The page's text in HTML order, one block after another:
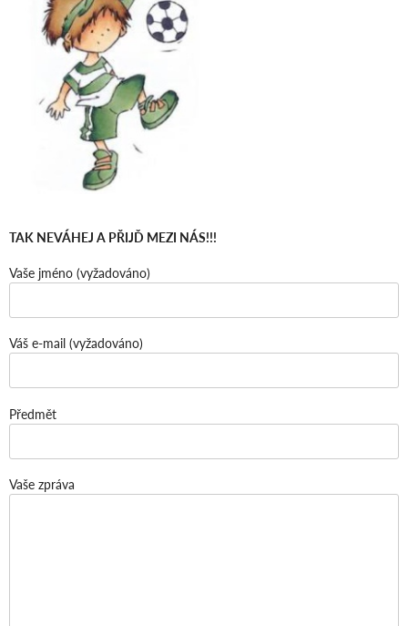
TAK NEVÁHEJ A PŘIJĎ MEZI NÁS!!!
Vaše jméno (vyžadováno)
Váš e-mail (vyžadováno)
Předmět
Vaše zpráva